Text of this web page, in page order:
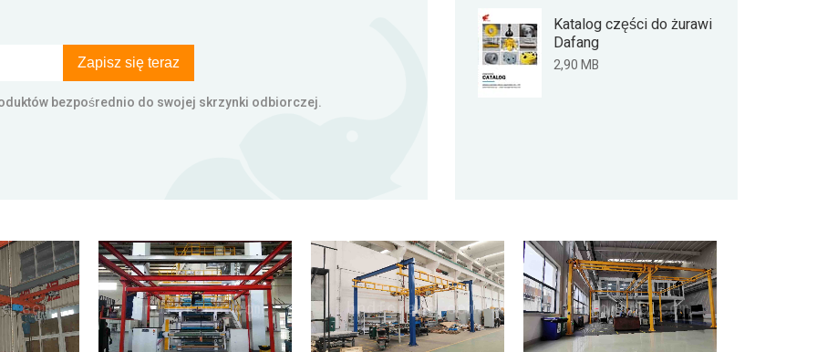
Zapisz się teraz
bezpośrednio do swojej skrzynki odbiorczej.
Katalog części do żurawi
Dafang
2,90 MB